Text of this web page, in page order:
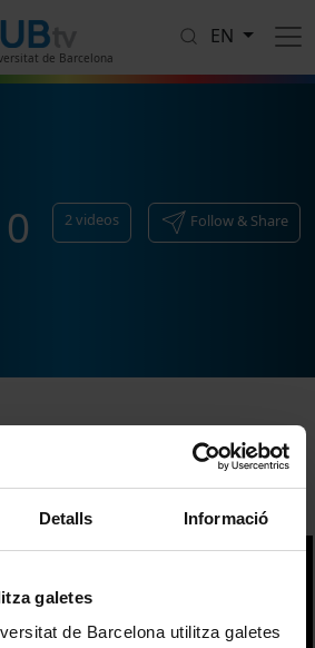
Detalls Informació
galetes
de Barcelona utilitza galetes
de Barcelona
EN
2videos Follow & Share